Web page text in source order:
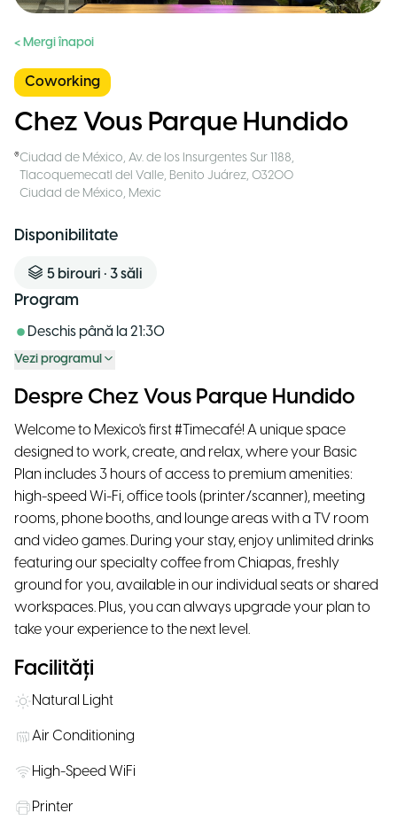
< Mergi înapoi
Coworking
Chez Vous Parque Hundido
Ciudad de México,Av. de los Insurgentes Sur 1188,
Tlacoquemecatl del Valle, Benito Juárez, 03200
Ciudad de México, Mexic
Disponibilitate
5 birouri • 3săli
Program
Deschis până la21:30
Vezi programul
Despre Chez Vous Parque Hundido
Welcome to Mexico's first #Timecafé! A unique space
designed to work, create, and relax, where your Basic
Plan includes 3 hours of access to premium amenities:
high-speed Wi-Fi, office tools (printer/scanner), meeting
rooms, phone booths, and lounge areas with a TV room
and video games. During your stay, enjoy unlimited drinks
featuring our specialty coffee from Chiapas, freshly
ground for you, available in our individual seats or shared
workspaces. Plus, you can always upgrade your plan to
take your experience to the next level.
Facilități
Natural Light
Air Conditioning
High-Speed WiFi
Printer